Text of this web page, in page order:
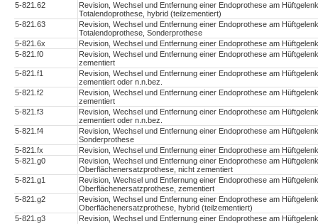
5-821.62
Revision, Wechsel und Entfernung einer Endoprothese am
Totalendoprothese, hybrid (teilzementiert)
5-821.63
Revision, Wechsel und Entfernung einer Endoprothese am
Totalendoprothese, Sonderprothese
5-821.6x
Revision, Wechsel und Entfernung einer Endoprothese am
5-821.f0
Revision, Wechsel und Entfernung einer Endoprothese am
zementiert
5-821.f1
Revision, Wechsel und Entfernung einer Endoprothese am
zementiert oder n.n.bez.
5-821.f2
Revision, Wechsel und Entfernung einer Endoprothese am
zementiert
5-821.f3
Revision, Wechsel und Entfernung einer Endoprothese am
zementiert oder n.n.bez.
5-821.f4
Revision, Wechsel und Entfernung einer Endoprothese am
Sonderprothese
5-821.fx
Revision, Wechsel und Entfernung einer Endoprothese am
5-821.g0
Revision, Wechsel und Entfernung einer Endoprothese am
Oberflächenersatzprothese, nicht zementiert
5-821.g1
Revision, Wechsel und Entfernung einer Endoprothese am
Oberflächenersatzprothese, zementiert
5-821.g2
Revision, Wechsel und Entfernung einer Endoprothese am
Oberflächenersatzprothese, hybrid (teilzementiert)
5-821.g3
Revision, Wechsel und Entfernung einer Endoprothese am